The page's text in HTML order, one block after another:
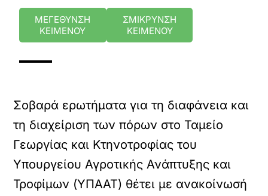
ΜΕΓΕΘΥΝΣΗ
ΚΕΙΜΕΝΟΥ
ΣΜΙΚΡΥΝΣΗ
ΚΕΙΜΕΝΟΥ
Σοβαρά ερωτήματα για τη διαφάνεια και
τη διαχείριση των πόρων στο Ταμείο
Γεωργίας και Κτηνοτροφίας του
Υπουργείου Αγροτικής Ανάπτυξης και
Τροφίμων (ΥΠΑΑΤ) θέτει με ανακοίνωσή